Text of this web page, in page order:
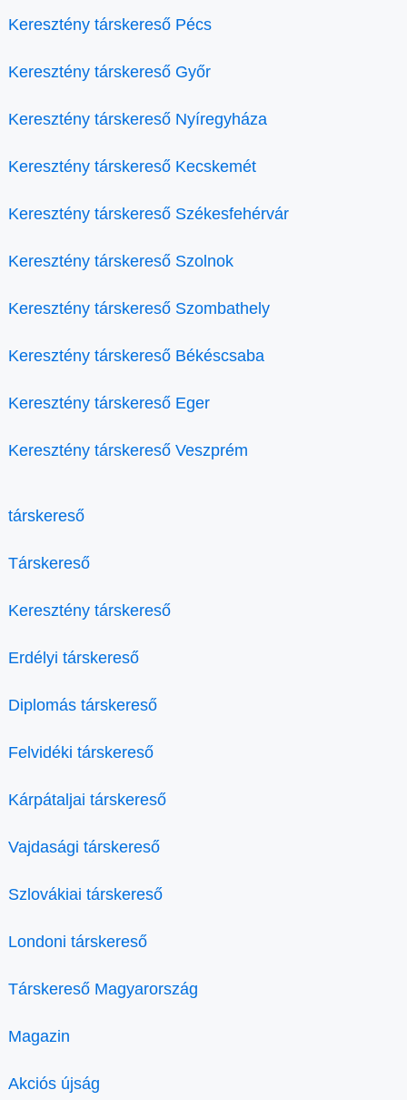
Keresztény társkereső Pécs
Keresztény társkereső Győr
Keresztény társkereső Nyíregyháza
Keresztény társkereső Kecskemét
Keresztény társkereső Székesfehérvár
Keresztény társkereső Szolnok
Keresztény társkereső Szombathely
Keresztény társkereső Békéscsaba
Keresztény társkereső Eger
Keresztény társkereső Veszprém
társkereső
Társkereső
Keresztény társkereső
Erdélyi társkereső
Diplomás társkereső
Felvidéki társkereső
Kárpátaljai társkereső
Vajdasági társkereső
Szlovákiai társkereső
Londoni társkereső
Társkereső Magyarország
Magazin
Akciós újság